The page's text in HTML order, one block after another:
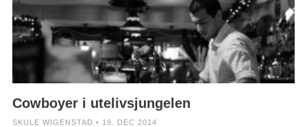
Cowboyer i utelivsjungelen
SKULE WIGENSTAD • 19. DEC 2014